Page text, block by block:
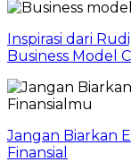
Inspirasi dari
Business Model
Jangan Biarkan
Finansial